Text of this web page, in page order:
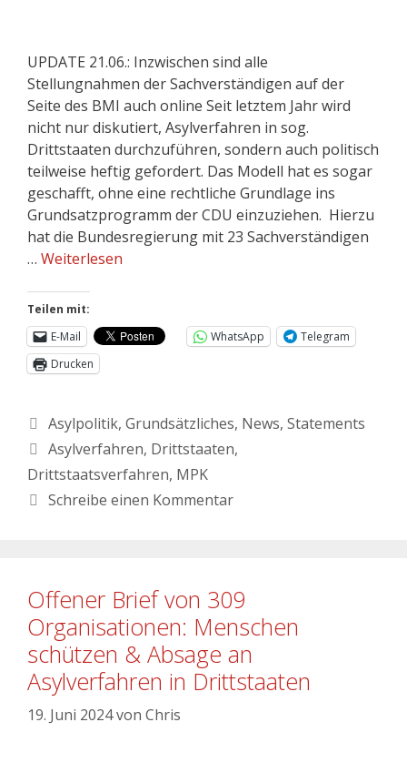
UPDATE 21.06.: Inzwischen sind alle
Stellungnahmen der Sachverständigen auf der
Seite des BMI auch online Seit letztem Jahr wird
nicht nur diskutiert, Asylverfahren in sog.
Drittstaaten durchzuführen, sondern auch politisch
teilweise heftig gefordert. Das Modell hat es sogar
geschafft, ohne eine rechtliche Grundlage ins
Grundsatzprogramm der CDU einzuziehen. Hierzu
hat die Bundesregierung mit 23 Sachverständigen
… Weiterlesen
Teilen mit:
E-Mail
WhatsApp
Telegram
Drucken
Asylpolitik, Grundsätzliches, News, Statements
Asylverfahren, Drittstaaten,
Drittstaatsverfahren, MPK
Schreibe einen Kommentar
Offener Brief von 309
Organisationen: Menschen
schützen & Absage an
Asylverfahren in Drittstaaten
19. Juni 2024von Chris